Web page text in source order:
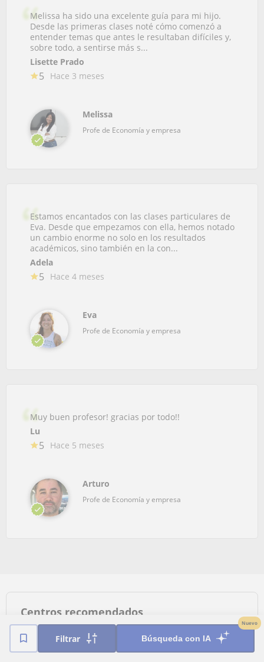
Filtrar Búsqueda con IA
Nuevo
Melissa ha sido una excelente guía para mi hijo.
Desde las primeras clases noté cómo comenzó a
entender temas que antes le resultaban difíciles y,
sobre todo, a sentirse más s...
Lisette Prado
5 Hace 3 meses
Melissa
Profe de Economía y empresa
Estamos encantados con las clases particulares de
Eva. Desde que empezamos con ella, hemos notado
un cambio enorme no solo en los resultados
académicos, sino también en la con...
Adela
5 Hace 4 meses
Eva
Profe de Economía y empresa
Muy buen profesor! gracias por todo!!
Lu
5 Hace 5 meses
Arturo
Profe de Economía y empresa
Centros recomendados